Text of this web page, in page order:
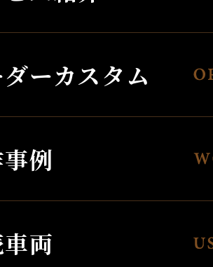
ーカスタム
例
両